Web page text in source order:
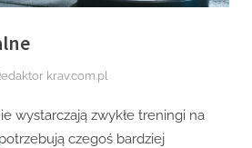
krav.com.pl
wystarczają zwykłe treningi na
czegoś bardziej